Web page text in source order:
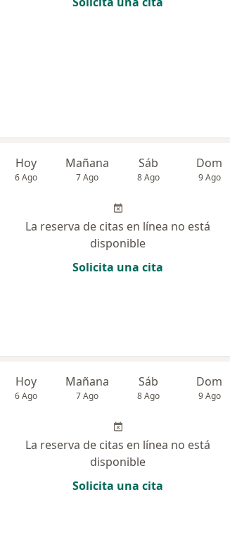
Hoy
6 Ago
Mañana
7 Ago
Sáb
8 Ago
Dom
9 Ago
La reserva de citas en línea no está
disponible
Solicita una cita
Hoy
6 Ago
Mañana
7 Ago
Sáb
8 Ago
Dom
9 Ago
La reserva de citas en línea no está
disponible
Solicita una cita